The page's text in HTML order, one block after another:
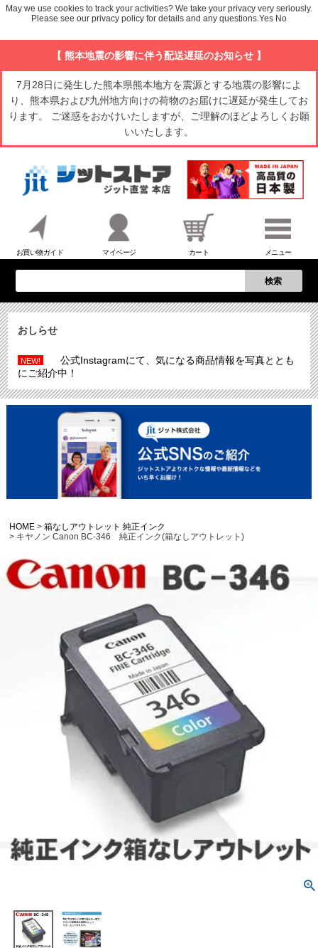
【 熊本地震の影響に伴う配送遅延のお知らせ 】
7月28日に発生した熊本県熊本地方を震源とする地震の影響によ
り、熊本県および九州地方向けの荷物のお届けに遅延が発生してお
ります。 ご迷惑をおかけいたしますが、ご理解のほどよろしくお願
いいたします。
お買い物ガイド マイページ カート メニュー
検索
おしらせ
NEW!
公式Instagramにて、気になる商品情報を写真ととも
にご紹介中！
HOME
箱なしアウトレット 純正インク
キヤノン Canon BC-346 純正インク(箱なしアウトレット)
May we use cookies to track your activities? We take your privacy very seriously.
Please see our privacy policy for details and any questions.Yes No